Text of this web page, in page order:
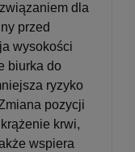
dla
przed
wysokości
biurka do
ryzyko
pozycji
krwi,
wspiera